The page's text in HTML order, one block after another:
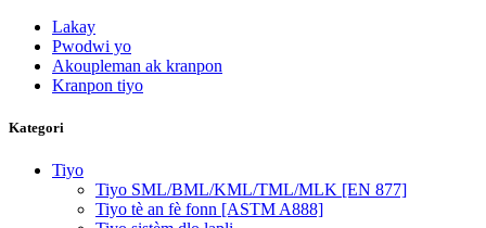
Lakay
Pwodwi yo
Akoupleman ak kranpon
Kranpon tiyo
Kategori
Tiyo
Tiyo SML/BML/KML/TML/MLK [EN 877]
Tiyo tè an fè fonn [ASTM A888]